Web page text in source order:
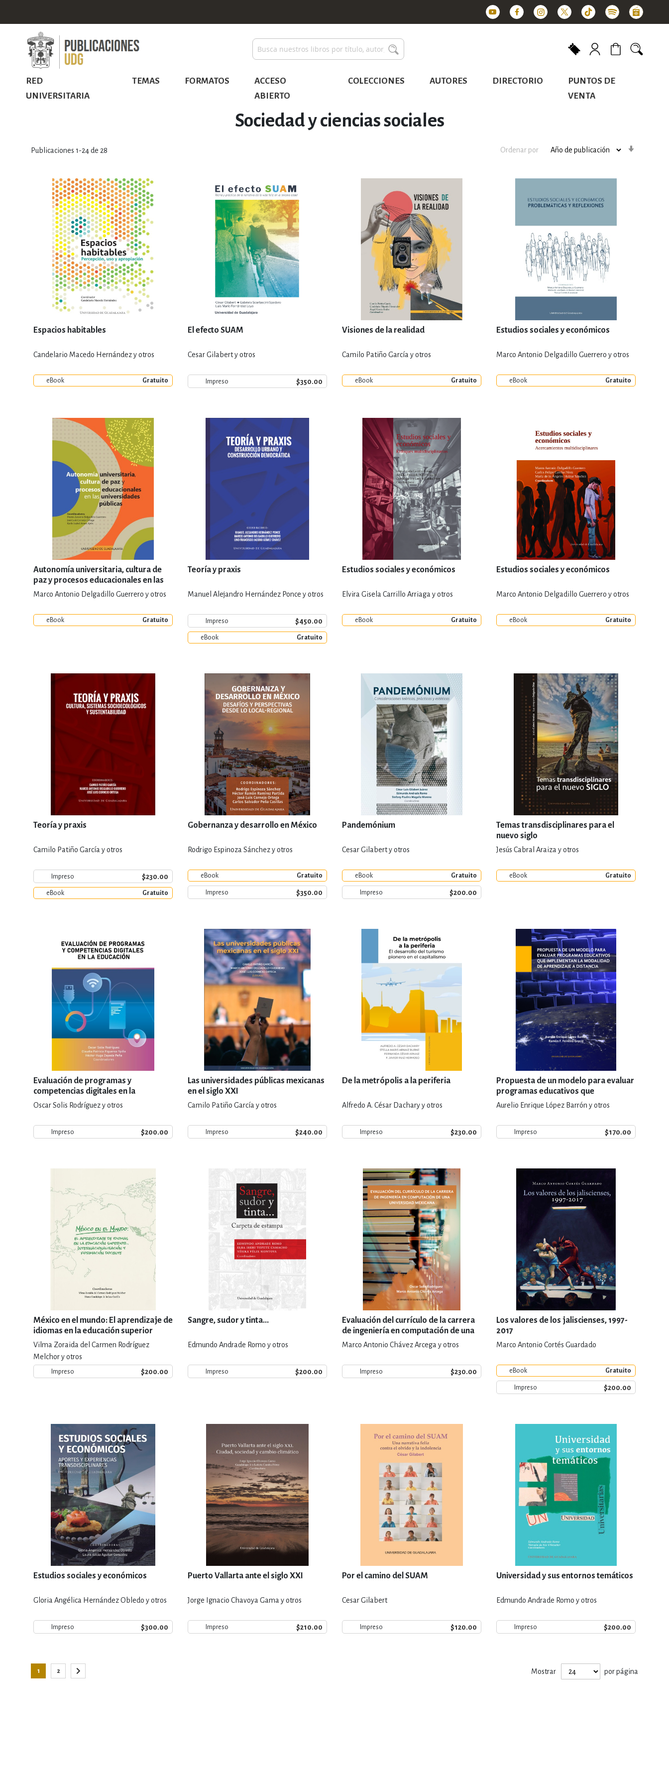
Buscar
RED
UNIVERSITARIA
TEMAS FORMATOS
ACCESO
ABIERTO
COLECCIONES AUTORES DIRECTORIO
PUNTOS DE
VENTA
Sociedad y ciencias sociales
Publicaciones 1-24de 28 Ordenar por
Espacios habitables
Candelario Macedo Hernández y otros
eBook Gratuito
El efecto SUAM
Cesar Gilabert y otros
Impreso $350.00
Visiones de la realidad
Camilo Patiño García y otros
eBook Gratuito
Estudios sociales y económicos
Marco Antonio Delgadillo Guerrero y otros
eBook Gratuito
Autonomía universitaria, cultura de
paz y procesos educacionales en las
universidades públicas
Marco Antonio Delgadillo Guerrero y otros
eBook Gratuito
Teoría y praxis
Manuel Alejandro Hernández Ponce y otros
Impreso $450.00
eBook Gratuito
Estudios sociales y económicos
Elvira Gisela Carrillo Arriaga y otros
eBook Gratuito
Estudios sociales y económicos
Marco Antonio Delgadillo Guerrero y otros
eBook Gratuito
Teoría y praxis
Camilo Patiño García y otros
Impreso $230.00
eBook Gratuito
Gobernanza y desarrollo en México
Rodrigo Espinoza Sánchez y otros
eBook Gratuito
Impreso $350.00
Pandemónium
Cesar Gilabert y otros
eBook Gratuito
Impreso $200.00
Temas transdisciplinares para el
nuevo siglo
Jesús Cabral Araiza y otros
eBook Gratuito
Evaluación de programas y
competencias digitales en la
educación
Oscar Solis Rodríguez y otros
Impreso $200.00
Las universidades públicas mexicanas
en el siglo XXI
Camilo Patiño García y otros
Impreso $240.00
De la metrópolis a la periferia
Alfredo A. César Dachary y otros
Impreso $230.00
Propuesta de un modelo para evaluar
programas educativos que
implementan la modalidad de
aprendizaje a distancia
Aurelio Enrique López Barrón y otros
Impreso $170.00
México en el mundo: El aprendizaje de
idiomas en la educación superior
Vilma Zoraida del Carmen Rodríguez
Melchor y otros
Impreso $200.00
Sangre, sudor y tinta...
Edmundo Andrade Romo y otros
Impreso $200.00
Evaluación del currículo de la carrera
de ingeniería en computación de una
Universidad Mexicana
Marco Antonio Chávez Arcega y otros
Impreso $230.00
Los valores de los jaliscienses, 1997-
2017
Marco Antonio Cortés Guardado
eBook Gratuito
Impreso $200.00
Estudios sociales y económicos
Gloria Angélica Hernández Obledo y otros
Impreso $300.00
Puerto Vallarta ante el siglo XXI
Jorge Ignacio Chavoya Gama y otros
Impreso $210.00
Por el camino del SUAM
Cesar Gilabert
Impreso $120.00
Universidad y sus entornos temáticos
Edmundo Andrade Romo y otros
Impreso $200.00
Página
Está viendo la página
1
Página
2
Página
Siguiente
Mostrar por página